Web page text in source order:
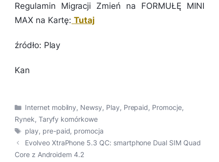
Regulamin Migracji Zmień na FORMUŁĘ MINI
MAX na Kartę: Tutaj
źródło: Play
Kan
Kategorie
Internet mobilny, Newsy, Play, Prepaid, Promocje,
Rynek, Taryfy komórkowe
Tagi
play, pre-paid, promocja
Evolveo XtraPhone 5.3 QC: smartphone Dual SIM Quad
Core z Androidem 4.2